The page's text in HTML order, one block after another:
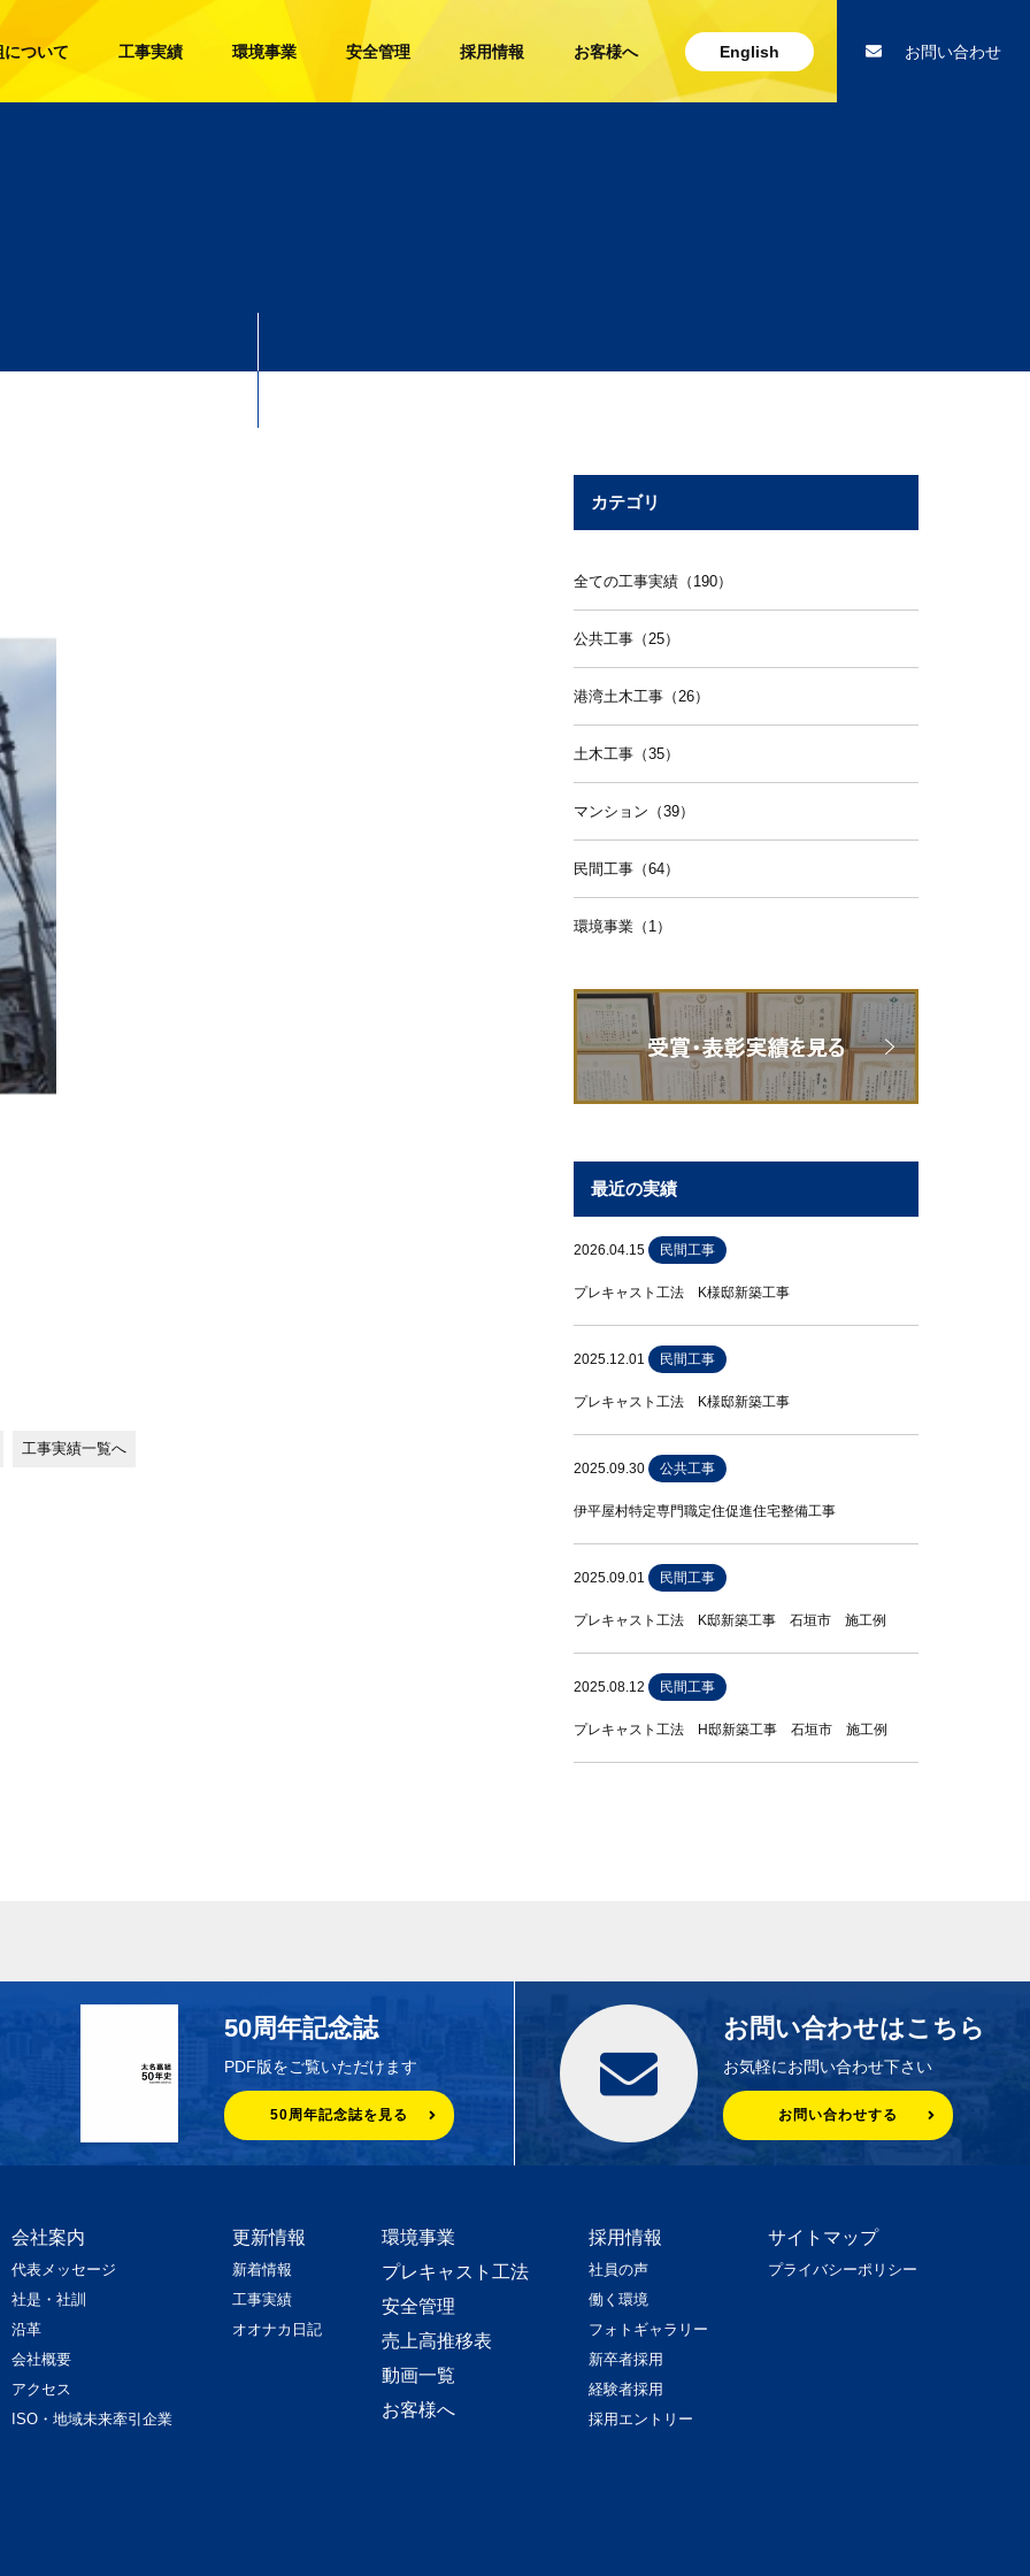
ついて 工事実績 環境事業 安全管理 採用情報 お客様へ English お問い合わせ
工事実績一覧へ
カテゴリ
全ての工事実績（190）
公共工事（25）
港湾土木工事（26）
土木工事（35）
マンション（39）
民間工事（64）
環境事業（1）
最近の実績
2026.04.15 民間工事
プレキャスト工法 K様邸新築工事
2025.12.01 民間工事
プレキャスト工法 K様邸新築工事
2025.09.30 公共工事
伊平屋村特定専門職定住促進住宅整備工事
2025.09.01 民間工事
プレキャスト工法 K邸新築工事 石垣市 施工例
2025.08.12 民間工事
プレキャスト工法 H邸新築工事 石垣市 施工例
50周年記念誌
PDF版をご覧いただけます
50周年記念誌を見る
お問い合わせはこちら
お気軽にお問い合わせ下さい
お問い合わせする
会社案内
代表メッセージ
社是・社訓
沿革
会社概要
アクセス
ISO・地域未来牽引企業
更新情報
新着情報
工事実績
オオナカ日記
環境事業
プレキャスト工法
安全管理
売上高推移表
動画一覧
お客様へ
採用情報
社員の声
働く環境
フォトギャラリー
新卒者採用
経験者採用
採用エントリー
サイトマップ
プライバシーポリシー